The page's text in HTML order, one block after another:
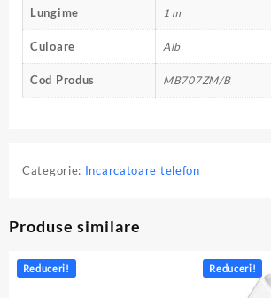
Lungime 1 m
Culoare Alb
Cod Produs MB707ZM/B
Categorie: Incarcatoare telefon
Produse similare
Reduceri! Reduceri!